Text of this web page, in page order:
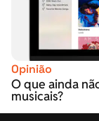
Opinião
O que ainda
musicais?